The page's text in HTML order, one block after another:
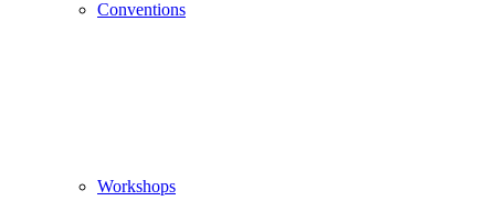
Conventions
Workshops